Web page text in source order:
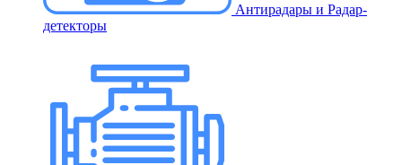
Антирадары и Радар-
детекторы